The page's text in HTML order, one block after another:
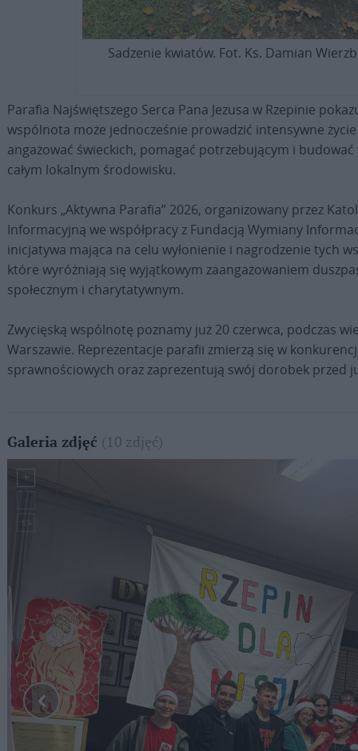
Sadzenie kwiatów. Fot. Ks. Damian
Parafia Najświętszego Serca Pana Jezusa w Rzepinie
wspólnota może jednocześnie prowadzić intensywne
angażować świeckich, pomagać potrzebującym i budować
całym lokalnym środowisku.
Konkurs „Aktywna Parafia” 2026, organizowany przez
Informacyjną we współpracy z Fundacją Wymiany
inicjatywa mająca na celu wyłonienie i nagrodzenie tych
które wyróżniają się wyjątkowym zaangażowaniem
społecznym i charytatywnym.
Zwycięską wspólnotę poznamy już 20 czerwca, podczas
Warszawie. Reprezentacje parafii zmierzą się w
sprawnościowych oraz zaprezentują swój dorobek przed
Galeria zdjęć (10 zdjęć)